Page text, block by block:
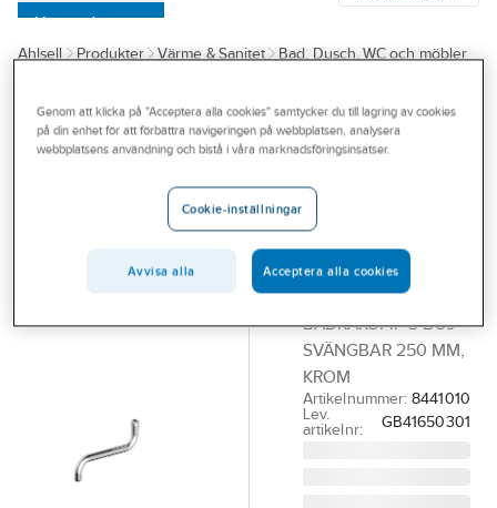
Varumärken
Kampanjer
Branscher
Ahlsell Produkter Värme & Sanitet
Bad, Dusch, WC och möbler
Utloppspipar för badkarsblandare
Nautic S
svängbar,
Gustavsberg
GBG NAUTIC
BADKARSPIP S-BÖJ
SVÄNGBAR 250 MM,
KROM
Artikelnummer: 8441010
Lev.
artikelnr:
GB41650301
Genom att klicka på "Acceptera alla cookies" samtycker du till lagring av cookies
på din enhet för att förbättra navigeringen på webbplatsen, analysera
webbplatsens användning och bistå i våra marknadsföringsinsatser.
Cookie-inställningar
Avvisa alla Acceptera alla cookies